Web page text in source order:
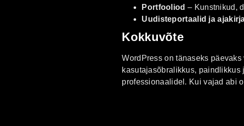
Portfooliod – Kunstnikud,
Uudisteportaalid ja
Kokkuvõte
WordPress on tänaseks
kasutajasõbralikkus,
professionaalidel. Kui vajad abi